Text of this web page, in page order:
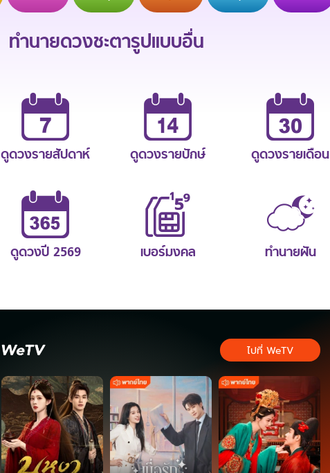
ทำนายดวงชะตารูปแบบอื่น
ดูดวงรายสัปดาห์ ดูดวงรายปักษ์ ดูดวงรายเดือน
ดูดวงปี 2569 เบอร์มงคล ทำนายฝัน
ไปที่ WeTV